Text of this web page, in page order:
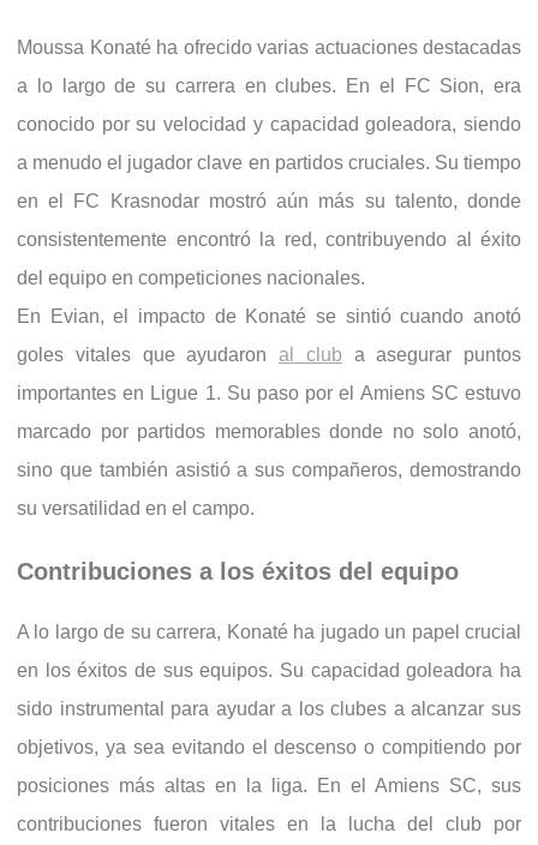
Moussa Konaté ha ofrecido varias actuaciones destacadas
a lo largo de su carrera en clubes. En el FC Sion, era
conocido por su velocidad y capacidad goleadora, siendo
a menudo el jugador clave en partidos cruciales. Su tiempo
en el FC Krasnodar mostró aún más su talento, donde
consistentemente encontró la red, contribuyendo al éxito
del equipo en competiciones nacionales.
En Evian, el impacto de Konaté se sintió cuando anotó
goles vitales que ayudaron al club a asegurar puntos
importantes en Ligue 1. Su paso por el Amiens SC estuvo
marcado por partidos memorables donde no solo anotó,
sino que también asistió a sus compañeros, demostrando
su versatilidad en el campo.
Contribuciones a los éxitos del equipo
A lo largo de su carrera, Konaté ha jugado un papel crucial
en los éxitos de sus equipos. Su capacidad goleadora ha
sido instrumental para ayudar a los clubes a alcanzar sus
objetivos, ya sea evitando el descenso o compitiendo por
posiciones más altas en la liga. En el Amiens SC, sus
contribuciones fueron vitales en la lucha del club por